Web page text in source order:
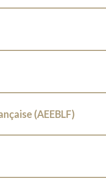
(AEEBLF)